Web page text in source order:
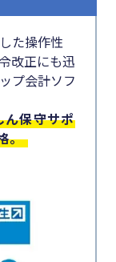
た操作性
改正にも迅
プ会計ソフ
ん保守サポ
。